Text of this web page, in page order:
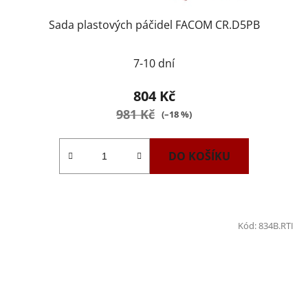
Sada plastových páčidel FACOM CR.D5PB
7-10 dní
804 Kč
981 Kč (–18 %)
DO KOŠÍKU
Kód:834B.RTI